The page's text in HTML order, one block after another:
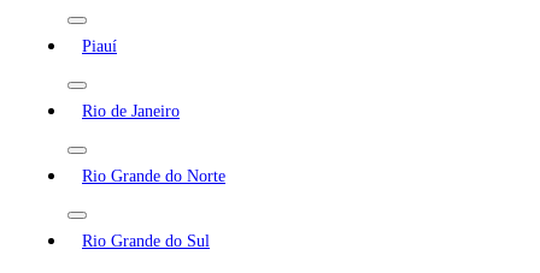
Piauí
Rio de Janeiro
Rio Grande do Norte
Rio Grande do Sul